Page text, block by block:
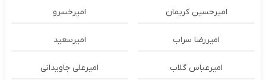
امیرحسین کریمان امیرخسرو
امیررضا سراب امیرسعید
امیرعباس گلاب امیرعلی جاویدانی